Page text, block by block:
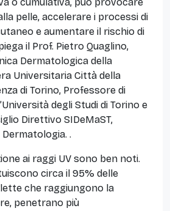
pelle, accelerare i processi di
e aumentare il rischio di
il Prof. Pietro Quaglino,
Dermatologica della
Universitaria Città della
di Torino, Professore di
degli Studi di Torino e
Direttivo SIDeMaST,
.
ai raggi UV sono ben noti.
circa il 95% delle
che raggiungono la
penetrano più